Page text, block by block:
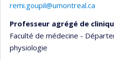
remi.goupil@umontreal.ca
Professeur agrégé de
Faculté de médecine -
physiologie